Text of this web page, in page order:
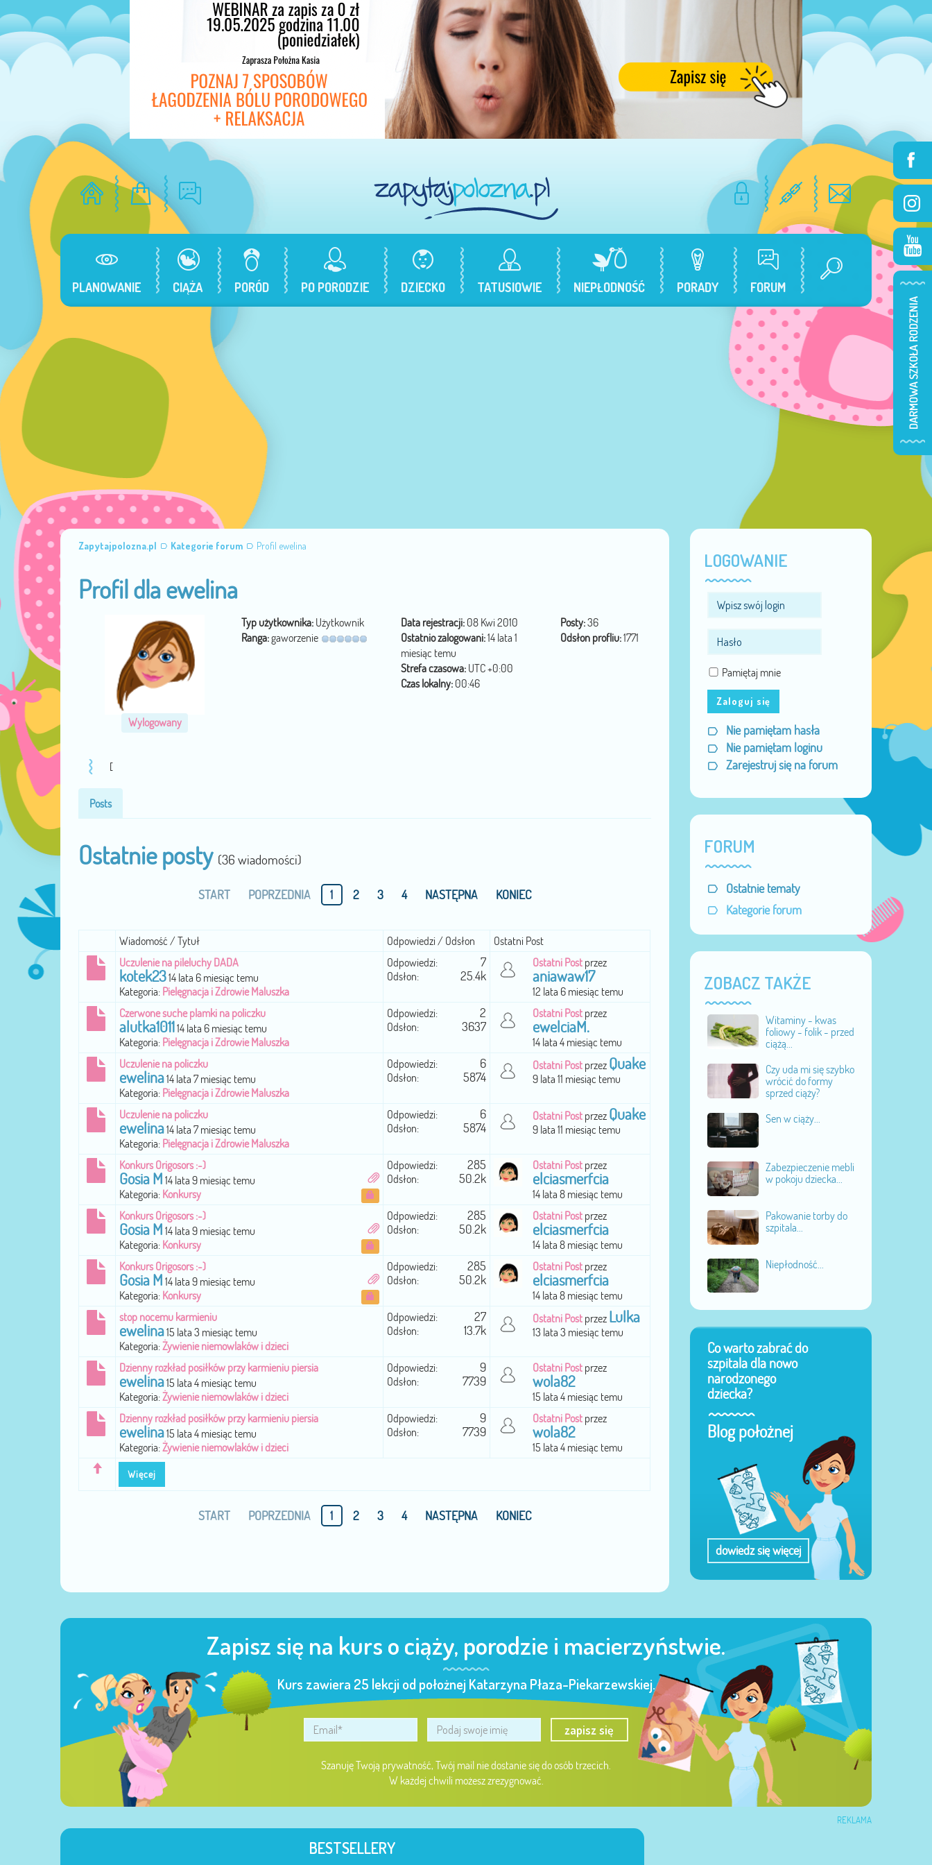
PLANOWANIE CIĄŻA PORÓD PO PORODZIE DZIECKO TATUSIOWIE NIEPŁODNOŚĆ PORADY FORUM
Zapytajpolozna.pl Kategorie forum Profil ewelina
Profil dla ewelina
Wylogowany
Typ użytkownika: Użytkownik
Ranga:gaworzenie
Data rejestracji: 08 Kwi 2010
Ostatnio zalogowani:14 lata 1
miesiąc temu
Strefa czasowa: UTC +0:00
Czas lokalny: 00:46
Posty:36
Odsłon profliu:1771
[
Posts
Ostatnie posty (36 wiadomości)
START POPRZEDNIA 1 2 3 4 NASTĘPNA KONIEC
Wiadomość / Tytuł Odpowiedzi / Odsłon Ostatni Post
Więcej
Uczulenie na pileluchy DADA
kotek2314 lata 6 miesiąc temu
Kategoria: Pielęgnacja i Zdrowie Maluszka
Odpowiedzi: 7
Odsłon: 25.4k
Ostatni Post przez
aniawaw17
12 lata 6 miesiąc temu
Czerwone suche plamki na policzku
alutka101114 lata 6 miesiąc temu
Kategoria: Pielęgnacja i Zdrowie Maluszka
Odpowiedzi: 2
Odsłon: 3637
Ostatni Post przez
ewelciaM.
14 lata 4 miesiąc temu
Uczulenie na policzku
ewelina14 lata 7 miesiąc temu
Kategoria: Pielęgnacja i Zdrowie Maluszka
Odpowiedzi: 6
Odsłon: 5874
Ostatni Post przez Quake
9 lata 11 miesiąc temu
Uczulenie na policzku
ewelina14 lata 7 miesiąc temu
Kategoria: Pielęgnacja i Zdrowie Maluszka
Odpowiedzi: 6
Odsłon: 5874
Ostatni Post przez Quake
9 lata 11 miesiąc temu
Konkurs Origosors :-)
Gosia M 14 lata 9 miesiąc temu
Kategoria: Konkursy
Odpowiedzi: 285
Odsłon: 50.2k
Ostatni Post przez
elciasmerfcia
14 lata 8 miesiąc temu
Konkurs Origosors :-)
Gosia M 14 lata 9 miesiąc temu
Kategoria: Konkursy
Odpowiedzi: 285
Odsłon: 50.2k
Ostatni Post przez
elciasmerfcia
14 lata 8 miesiąc temu
Konkurs Origosors :-)
Gosia M 14 lata 9 miesiąc temu
Kategoria: Konkursy
Odpowiedzi: 285
Odsłon: 50.2k
Ostatni Post przez
elciasmerfcia
14 lata 8 miesiąc temu
stop nocemu karmieniu
ewelina15 lata 3 miesiąc temu
Kategoria:Żywienie niemowlaków i dzieci
Odpowiedzi: 27
Odsłon: 13.7k
Ostatni Post przez Lulka
13 lata 3 miesiąc temu
Dzienny rozkład posiłków przy karmieniu piersia
ewelina15 lata 4 miesiąc temu
Kategoria:Żywienie niemowlaków i dzieci
Odpowiedzi: 9
Odsłon: 7739
Ostatni Post przez
wola82
15 lata 4 miesiąc temu
Dzienny rozkład posiłków przy karmieniu piersia
ewelina15 lata 4 miesiąc temu
Kategoria:Żywienie niemowlaków i dzieci
Odpowiedzi: 9
Odsłon: 7739
Ostatni Post przez
wola82
15 lata 4 miesiąc temu
START POPRZEDNIA 1 2 3 4 NASTĘPNA KONIEC
LOGOWANIE
Pamiętaj mnie
Zaloguj się
Nie pamiętam hasła
Nie pamiętam loginu
Zarejestruj się na forum
FORUM
Ostatnie tematy
Kategorie forum
ZOBACZ TAKŻE
Witaminy - kwas
foliowy - folik - przed
ciążą...
Czy uda mi się szybko
wrócić do formy
sprzed ciąży?
Sen w ciąży...
Zabezpieczenie mebli
w pokoju dziecka...
Pakowanie torby do
szpitala...
Niepłodność...
Co warto zabrać do
szpitala dla nowo
narodzonego
dziecka?
Blog położnej
dowiedz się więcej
Zapisz się na kurs o ciąży, porodzie i macierzyństwie.
Kurs zawiera 25 lekcji od położnej Katarzyna Płaza-Piekarzewskiej.
zapisz się
Szanuję Twoją prywatność, Twój mail nie dostanie się do osób trzecich.
W każdej chwili możesz zrezygnować.
REKLAMA
BESTSELLERY